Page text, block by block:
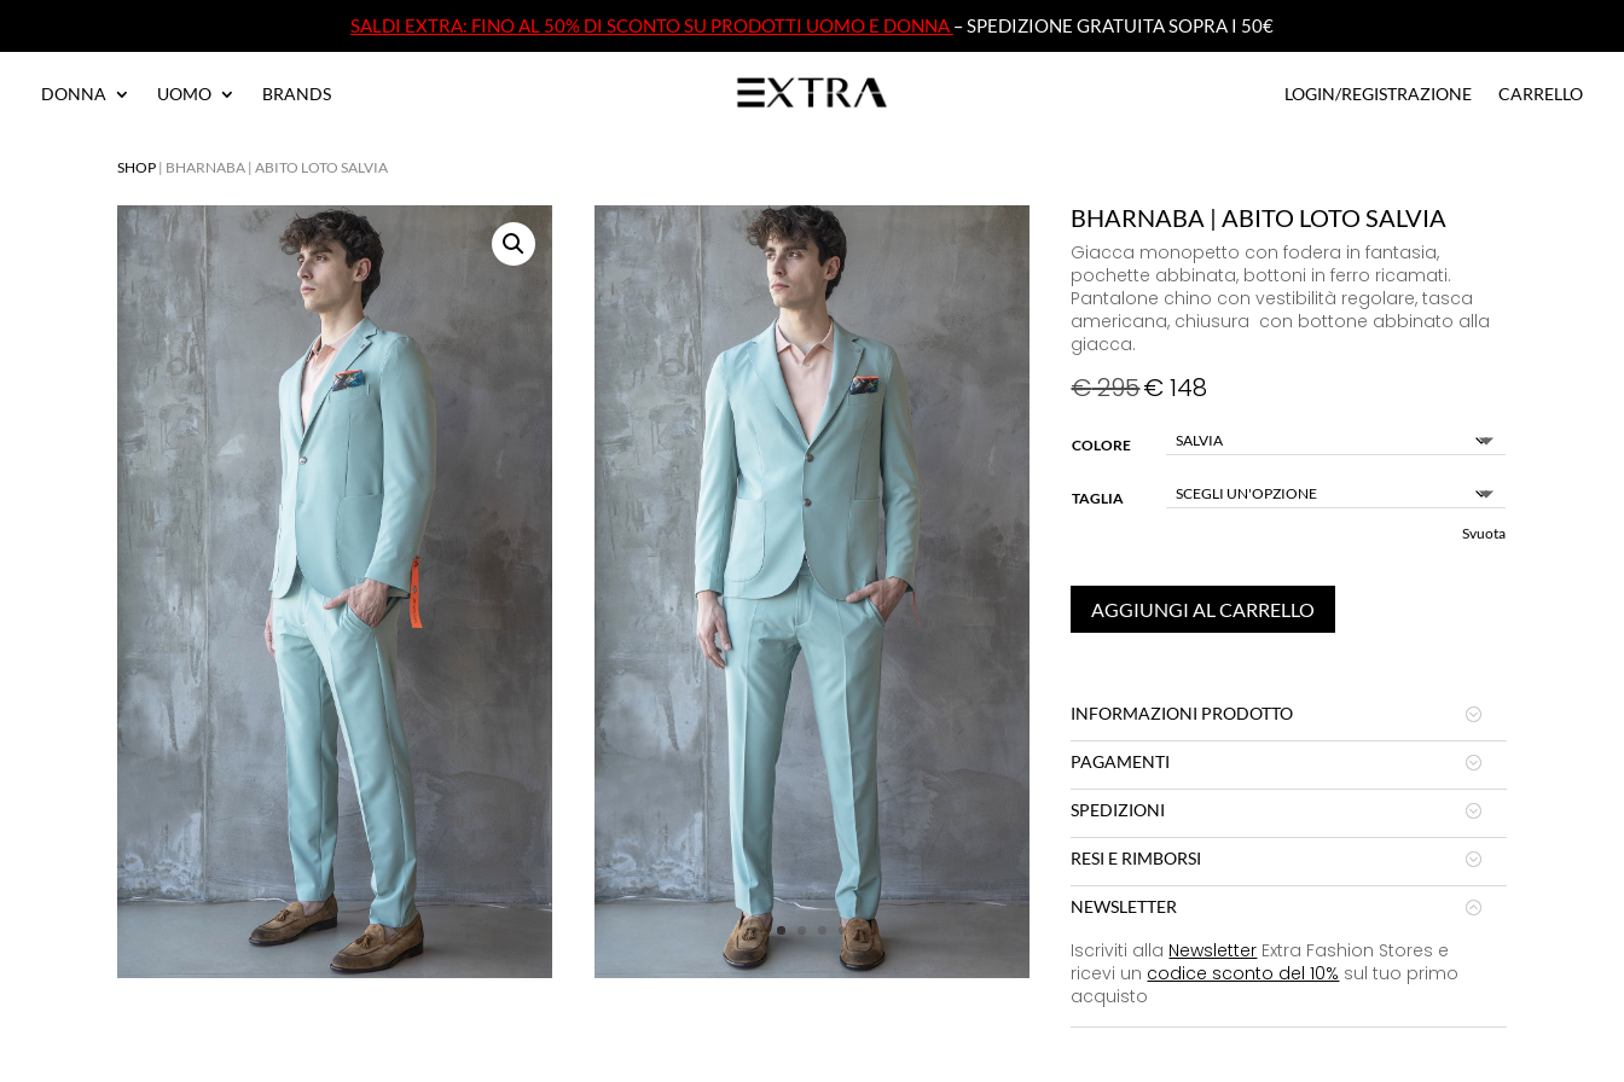
SALDI EXTRA: FINO AL 50% DI SCONTO SU PRODOTTI UOMO E DONNA – SPEDIZIONE GRATUITA SOPRA I 50€
SALDI EXTRA: FINO AL 50% DI SCONTO SU PRODOTTI UOMO E DONNA – SPEDIZIONE GRATUITA SOPRA I 50€
DONNA UOMO BRANDS LOGIN/REGISTRAZIONE CARRELLO
DONNA UOMO BRANDS LOGIN/REGISTRAZIONE CARRELLO
SHOP | BHARNABA | ABITO LOTO SALVIA
BHARNABA | ABITO LOTO SALVIA
Giacca monopetto con fodera in fantasia,
pochette abbinata, bottoni in ferro ricamati.
Pantalone chino con vestibilità regolare, tasca
americana, chiusura con bottone abbinato alla
giacca.
€295€148
COLORE
TAGLIA
Svuota
AGGIUNGI AL CARRELLO
INFORMAZIONI PRODOTTO
PAGAMENTI
SPEDIZIONI
RESI E RIMBORSI
NEWSLETTER
Iscriviti alla Newsletter Extra Fashion Stores e
ricevi un codice sconto del 10% sul tuo primo
acquisto